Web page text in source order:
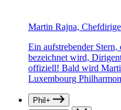
Martin Rajna,
Ein aufstrebender
bezeichnet wird,
offiziell! Bald wird
Luxembourg
Phil+